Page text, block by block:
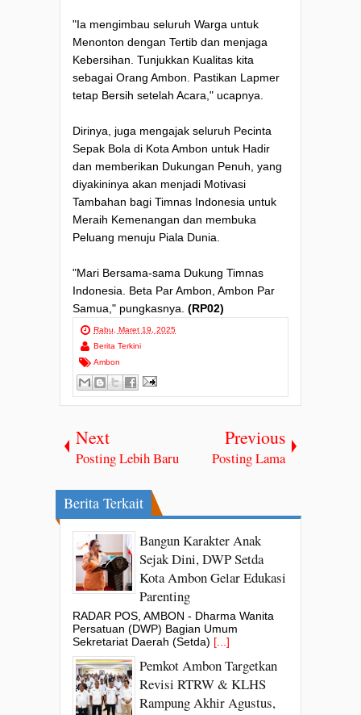
"Ia mengimbau seluruh Warga untuk
Menonton dengan Tertib dan menjaga
Kebersihan. Tunjukkan Kualitas kita
sebagai Orang Ambon. Pastikan Lapmer
tetap Bersih setelah Acara," ucapnya.
Dirinya, juga mengajak seluruh Pecinta
Sepak Bola di Kota Ambon untuk Hadir
dan memberikan Dukungan Penuh, yang
diyakininya akan menjadi Motivasi
Tambahan bagi Timnas Indonesia untuk
Meraih Kemenangan dan membuka
Peluang menuju Piala Dunia.
"Mari Bersama-sama Dukung Timnas
Indonesia. Beta Par Ambon, Ambon Par
Samua," pungkasnya. (RP02)
Rabu, Maret 19, 2025
Berita Terkini
Ambon
Next
Posting Lebih Baru
Previous
Posting Lama
Berita Terkait
Bangun Karakter Anak
Sejak Dini, DWP Setda
Kota Ambon Gelar Edukasi
Parenting
RADAR POS, AMBON - Dharma Wanita
Persatuan (DWP) Bagian Umum
Sekretariat Daerah (Setda) [...]
Pemkot Ambon Targetkan
Revisi RTRW & KLHS
Rampung Akhir Agustus,